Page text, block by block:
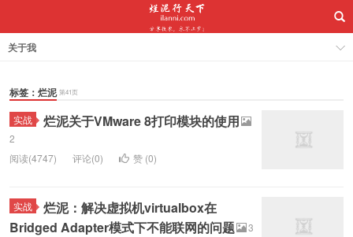
关于我
标签：烂泥 第41页
实战 烂泥关于VMware 8打印模块的使用
2
阅读(4747)
评论(0) 赞 (0)
实战
烂泥：解决虚拟机virtualbox在
Bridged Adapter模式下不能联网的问题
3